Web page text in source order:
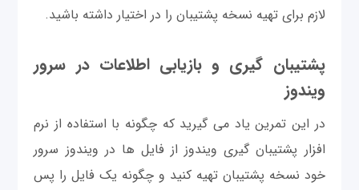
لازم برای تهیه نسخه پشتیبان را در اختیار داشته باشید.
پشتیبان گیری و بازیابی اطلاعات در سرور
ویندوز
در این تمرین یاد می گیرید که چگونه با استفاده از نرم
افزار پشتیبان گیری ویندوز از فایل ها در ویندوز سرور
خود نسخه پشتیبان تهیه کنید و چگونه یک فایل را پس